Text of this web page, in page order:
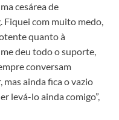
cesárea de
Fiquei com muito medo,
quanto à
deu todo o suporte,
conversam
ainda fica o vazio
levá-lo ainda comigo”,